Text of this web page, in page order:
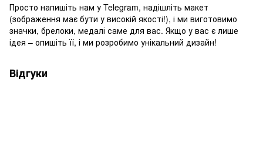
Просто напишіть нам у Telegram, надішліть макет
(зображення має бути у високій якості!), і ми виготовимо
значки, брелоки, медалі саме для вас. Якщо у вас є лише
ідея – опишіть її, і ми розробимо унікальний дизайн!
Відгуки